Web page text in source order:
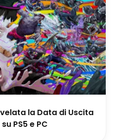
la Data di Uscita
PS5 e PC